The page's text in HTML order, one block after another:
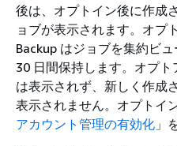
後は、オプトイン後に作成
ョブが表示されます。オプ
Backup はジョブを集約ビ
30 日間保持します。オプ
は表示されず、新しく作成
表示されません。オプトイ
アカウント管理の有効化 」